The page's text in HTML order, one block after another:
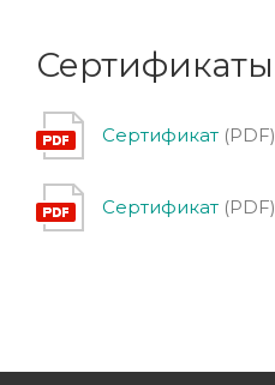
Сертификаты
Сертификат (PDF)
Сертификат (PDF)